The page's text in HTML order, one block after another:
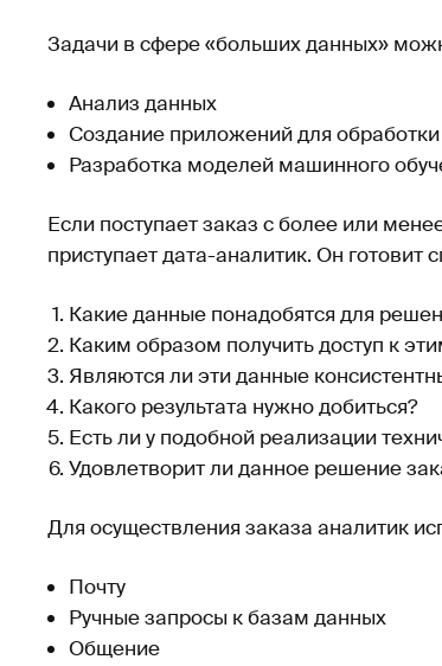
Задачи в сфере «больших данных»
Анализ данных
Создание приложений для
Разработка моделей машинного
Если поступает заказ с более или
приступает дата-аналитик. Он
Какие данные понадобятся для
Каким образом получить доступ к
Являются ли эти данные
Какого результата нужно добиться?
Есть ли у подобной реализации
Удовлетворит ли данное решение
Для осуществления заказа аналитик
Почту
Ручные запросы к базам данных
Общение